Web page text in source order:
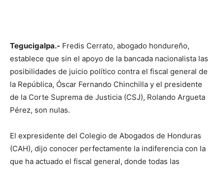
Tegucigalpa.- Fredis Cerrato, abogado hondureño,
establece que sin el apoyo de la bancada nacionalista las
posibilidades de juicio político contra el fiscal general de
la República, Óscar Fernando Chinchilla y el presidente
de la Corte Suprema de Justicia (CSJ), Rolando Argueta
Pérez, son nulas.
El expresidente del Colegio de Abogados de Honduras
(CAH), dijo conocer perfectamente la indiferencia con la
que ha actuado el fiscal general, donde todas las